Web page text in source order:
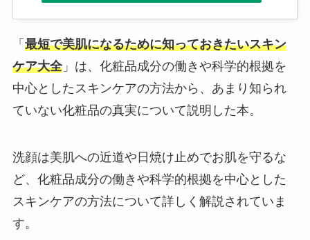
「 最短で美肌になるために知っておきたいスキン
ケア大全」は、化粧品成分の働きや科学的根拠を
中心としたスキンケアの方法から、あまり知られ
ていない化粧品の真実について説明した本。
洗顔は美肌への近道や日焼け止めでお肌を守るな
ど、化粧品成分の働きや科学的根拠を中心とした
スキンケアの方法について詳しく解説されていま
す。